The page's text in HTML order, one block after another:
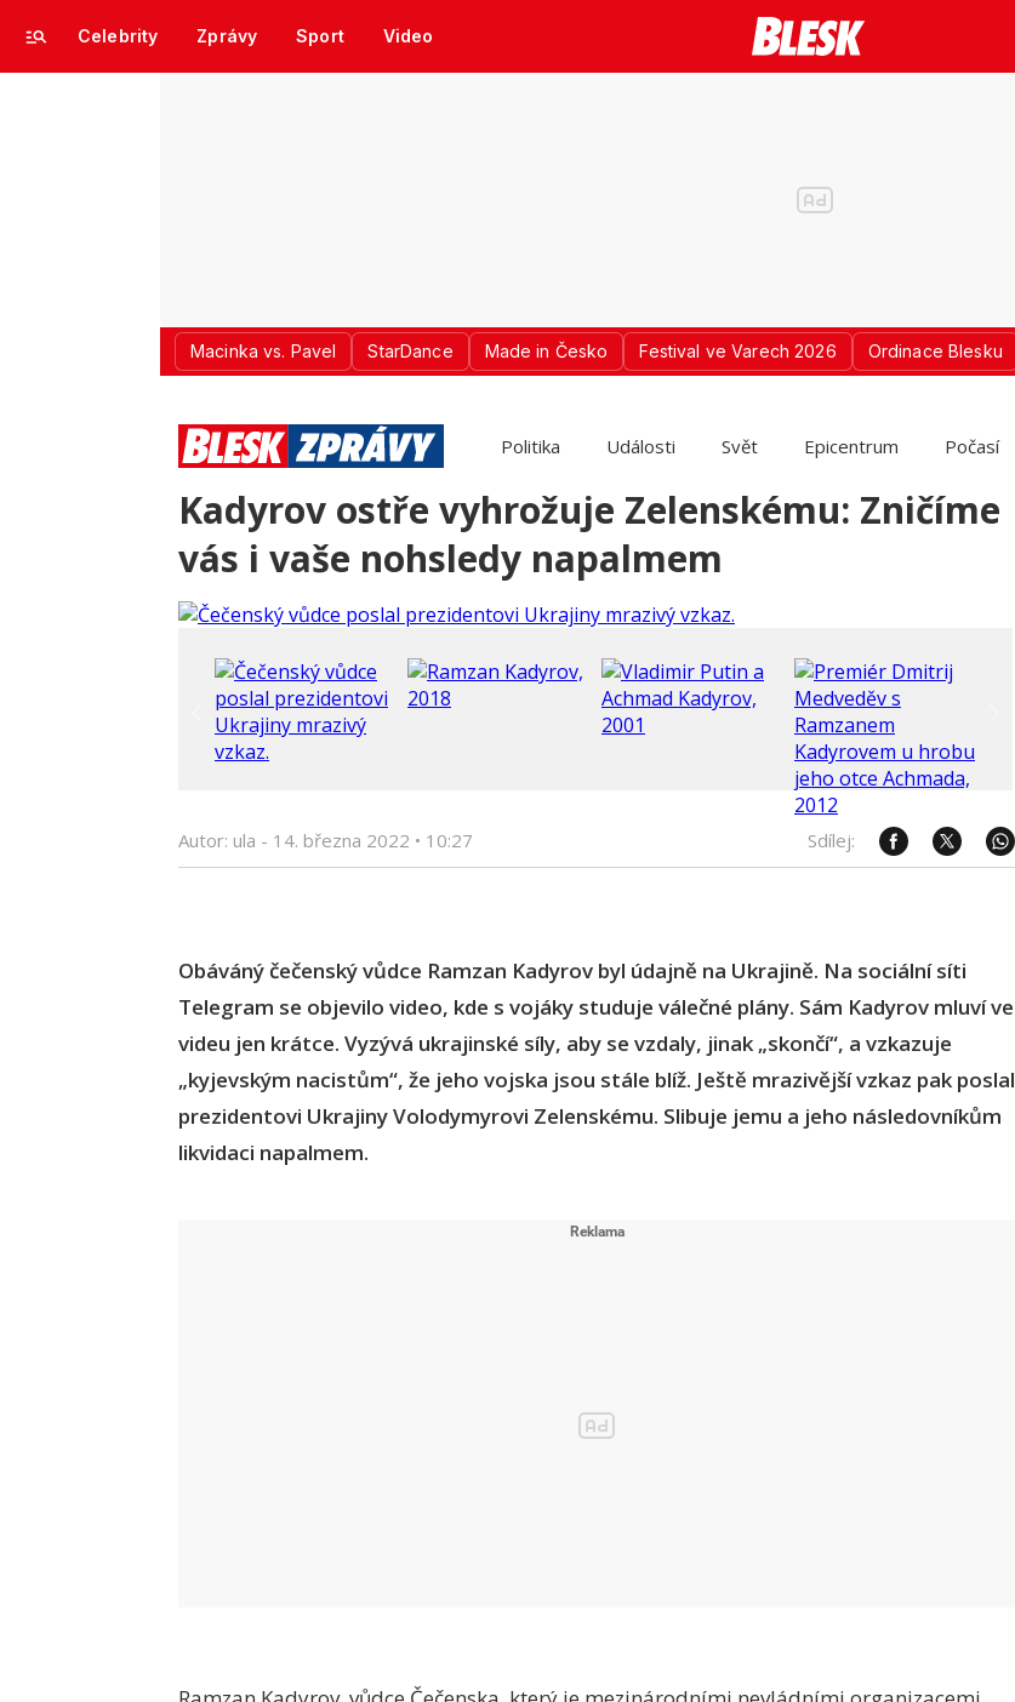
Celebrity Zprávy Sport Video
Macinka vs. Pavel StarDance Made in Česko Festival ve Varech 2026 Ordinace Blesku
Politika Události Svět Epicentrum Počasí
Kadyrov ostře vyhrožuje Zelenskému: Zničíme
vás i vaše nohsledy napalmem
Autor: ula - 14. března 2022 • 10:27 Sdílej:
Obáváný čečenský vůdce Ramzan Kadyrov byl údajně na Ukrajině. Na sociální síti
Telegram se objevilo video, kde s vojáky studuje válečné plány. Sám Kadyrov mluví ve
videu jen krátce. Vyzývá ukrajinské síly, aby se vzdaly, jinak „skončí“, a vzkazuje
„kyjevským nacistům“, že jeho vojska jsou stále blíž. Ještě mrazivější vzkaz pak poslal
prezidentovi Ukrajiny Volodymyrovi Zelenskému. Slibuje jemu a jeho následovníkům
likvidaci napalmem.